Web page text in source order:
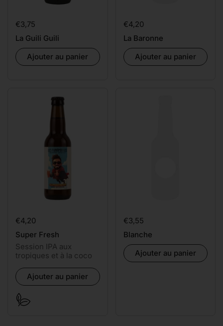
Prix:
€3,75
La Guili Guili
Ajouter au panier
Prix:
€4,20
La Baronne
Ajouter au panier
Prix:
€4,20
Super Fresh
Session IPA aux
tropiques et à la coco
Ajouter au panier
Prix:
€3,55
Blanche
Ajouter au panier